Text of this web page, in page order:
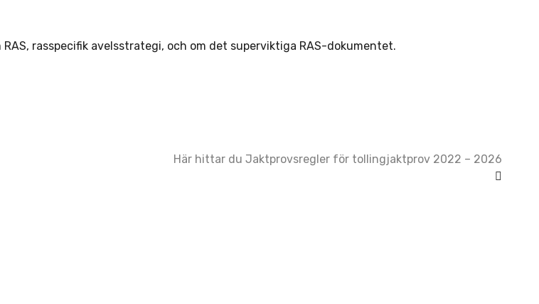
RAS, rasspecifik avelsstrategi, och om det superviktiga RAS-dokumentet.
Här hittar du Jaktprovsregler för tollingjaktprov 2022 – 2026